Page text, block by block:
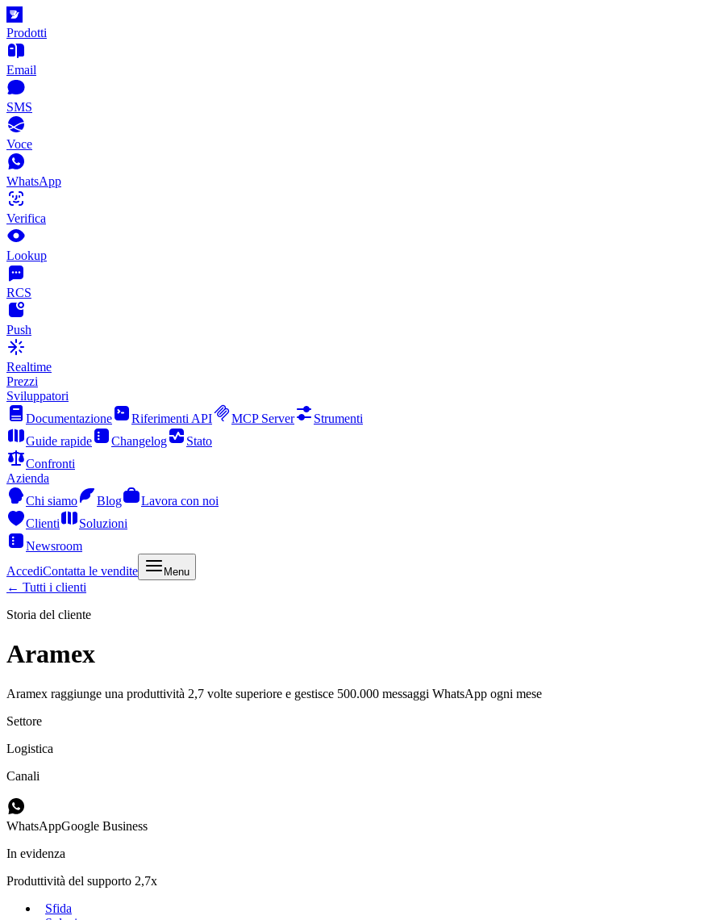
Prodotti
Email
SMS
Voce
WhatsApp
Verifica
Lookup
RCS
Push
Realtime
Prezzi
Sviluppatori
Documentazione
Riferimenti API MCP Server
Strumenti
Guide rapide
Changelog
Stato
Confronti
Azienda
Chi siamo
Blog
Lavora con noi
Clienti
Soluzioni
Newsroom
AccediContatta le vendite Menu
← Tutti i clienti
Storia del cliente
Aramex
Aramex raggiunge una produttività 2,7 volte superiore e gestisce 500.000 messaggi WhatsApp ogni mese
Settore
Logistica
Canali
WhatsAppGoogle Business
In evidenza
Produttività del supporto 2,7x
Sfida